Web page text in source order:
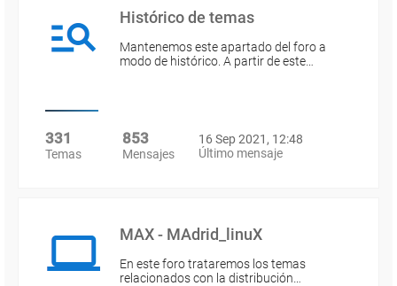
Histórico de temas
Mantenemos este apartado del foro a
modo de histórico. A partir de este…
331
Temas
853
Mensajes
16 Sep 2021, 12:48
Último mensaje
MAX - MAdrid_linuX
En este foro trataremos los temas
relacionados con la distribución…